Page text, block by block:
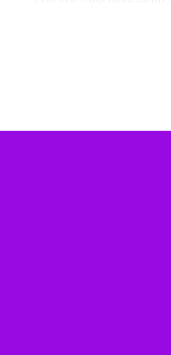
världsklass skapar vi en